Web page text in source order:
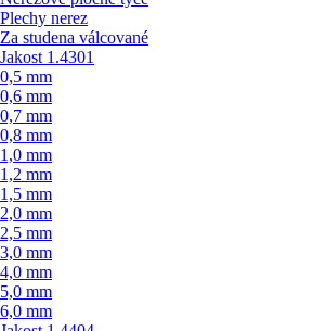
Plechy nerez
Za studena válcované
Jakost 1.4301
0,5 mm
0,6 mm
0,7 mm
0,8 mm
1,0 mm
1,2 mm
1,5 mm
2,0 mm
2,5 mm
3,0 mm
4,0 mm
5,0 mm
6,0 mm